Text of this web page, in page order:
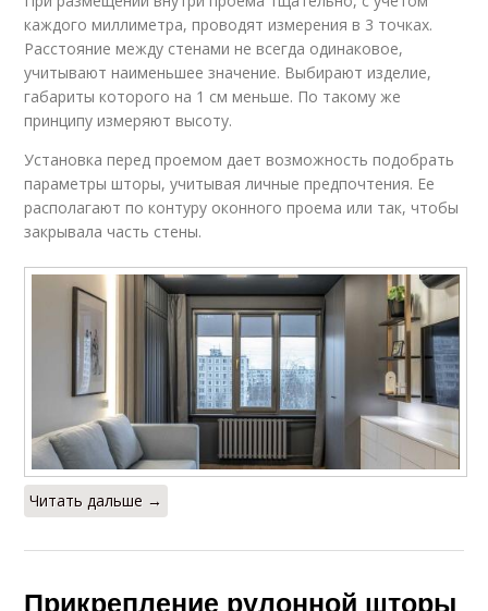
каждого миллиметра, проводят измерения в 3 точках.
Расстояние между стенами не всегда одинаковое,
учитывают наименьшее значение. Выбирают изделие,
габариты которого на 1 см меньше. По такому же
принципу измеряют высоту.
Установка перед проемом дает возможность подобрать
параметры шторы, учитывая личные предпочтения. Ее
располагают по контуру оконного проема или так, чтобы
закрывала часть стены.
Читать дальше →
Прикрепление рулонной шторы